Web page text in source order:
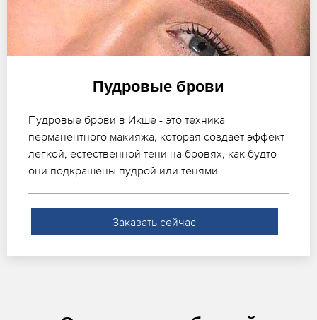
Пудровые брови
Пудровые брови в Икше - это техника
перманентного макияжа, которая создает эффект
легкой, естественной тени на бровях, как будто
они подкрашены пудрой или тенями.
Заказать сейчас